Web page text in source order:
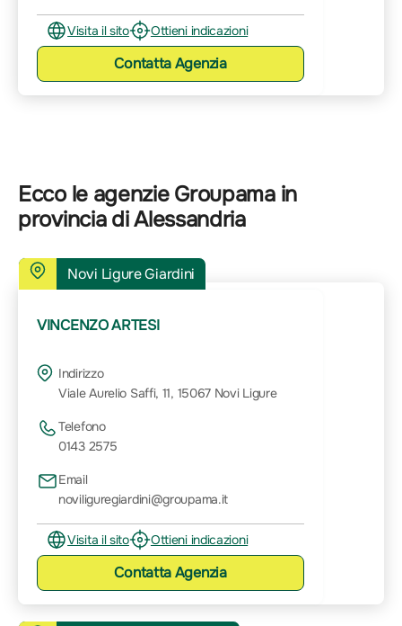
Visita il sito Ottieni indicazioni
ContattaAgenzia
Ecco le agenzie Groupama in
provincia di Alessandria
Novi Ligure Giardini
VINCENZO ARTESI
Indirizzo
Viale Aurelio Saffi, 11, 15067 Novi Ligure
Telefono
0143 2575
Email
noviliguregiardini@groupama.it
Visita il sito Ottieni indicazioni
ContattaAgenzia